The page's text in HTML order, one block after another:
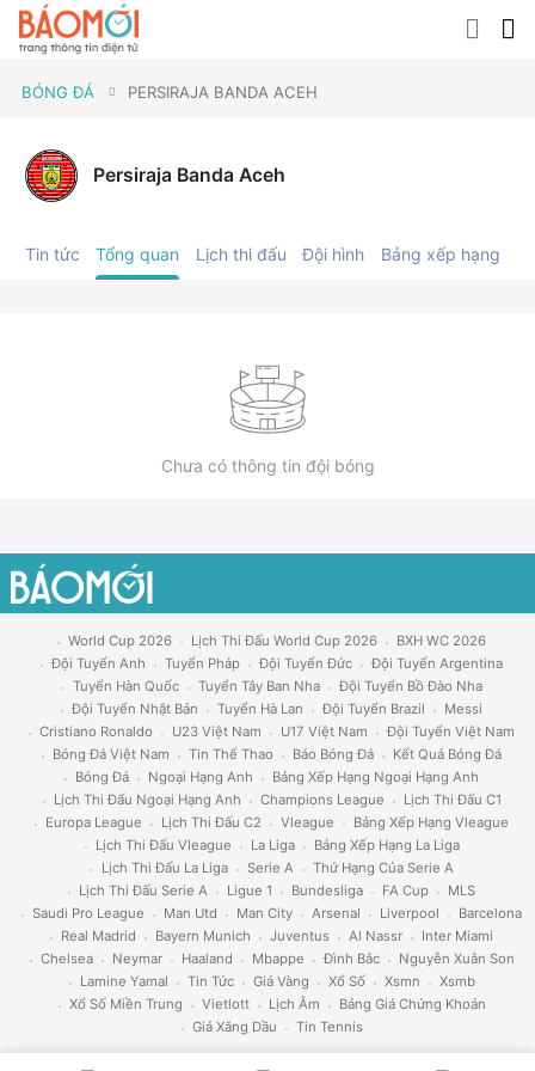
BÓNG ĐÁ PERSIRAJA BANDA ACEH
Persiraja Banda Aceh
Tin tức Tổng quan Lịch thi đấu Đội hình Bảng xếp hạng
Chưa có thông tin đội bóng
World Cup 2026 Lịch Thi Đấu World Cup 2026
BXH WC 2026
Đội Tuyển Anh
Tuyển Pháp Đội Tuyển Đức
Đội Tuyển Argentina
Tuyển Hàn Quốc
Tuyển Tây Ban Nha
Đội Tuyển Bồ Đào Nha
Đội Tuyển Nhật Bản
Tuyển Hà Lan Đội Tuyển Brazil
Messi
Cristiano Ronaldo
U23 Việt Nam U17 Việt Nam
Đội Tuyển Việt Nam
Bóng Đá Việt Nam
Tin Thể Thao Báo Bóng Đá
Kết Quả Bóng Đá
Bóng Đá
Ngoại Hạng Anh
Bảng Xếp Hạng Ngoại Hạng Anh
Lịch Thi Đấu Ngoại Hạng Anh
Champions League
Lịch Thi Đấu C1
Europa League
Lịch Thi Đấu C2 Vleague
Bảng Xếp Hạng Vleague
Lịch Thi Đấu Vleague
La Liga
Bảng Xếp Hạng La Liga
Lịch Thi Đấu La Liga
Serie A
Thứ Hạng Của Serie A
Lịch Thi Đấu Serie A
Ligue 1 Bundesliga FA Cup
MLS
Saudi Pro League
Man Utd Man City Arsenal Liverpool
Barcelona
Real Madrid
Bayern Munich Juventus Al Nassr
Inter Miami
Chelsea
Neymar Haaland Mbappe Đình Bắc
Nguyễn Xuân Son
Lamine Yamal
Tin Tức Giá Vàng Xổ Số Xsmn
Xsmb
Xổ Số Miền Trung
Vietlott Lịch Âm
Bảng Giá Chứng Khoán
Giá Xăng Dầu
Tin Tennis